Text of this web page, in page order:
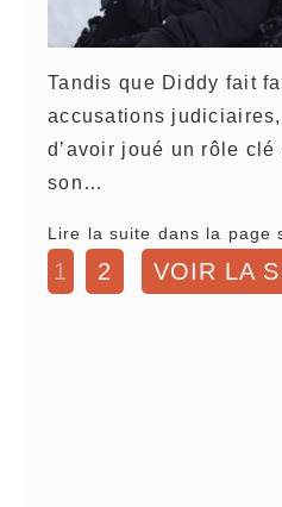
Tandis que Diddy fait
accusations judiciaires,
d’avoir joué un rôle clé
son…
Lire la suite dans la page
1 2 VOIR LA